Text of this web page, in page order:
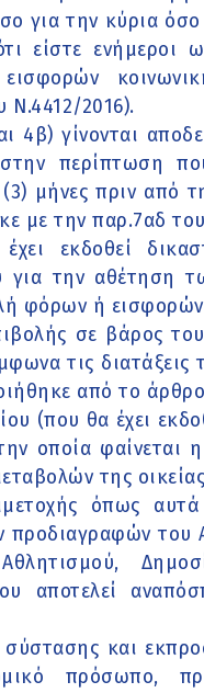
για την κύρια
είστε ενήμεροι
Ν.4412/2016).
4β) γίνονται
περίπτωση
(3) μήνες πριν από
με την παρ.7αδ
εκδοθεί
για την αθέτηση
φόρων ή εισφορών
σε βάρος
τις διατάξεις
από το
(που θα έχει
οποία φαίνεται
της
όπως
προδιαγραφών του
αποτελεί
σύστασης και
πρόσωπο,